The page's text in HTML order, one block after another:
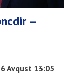
–
6 Avqust 13:05